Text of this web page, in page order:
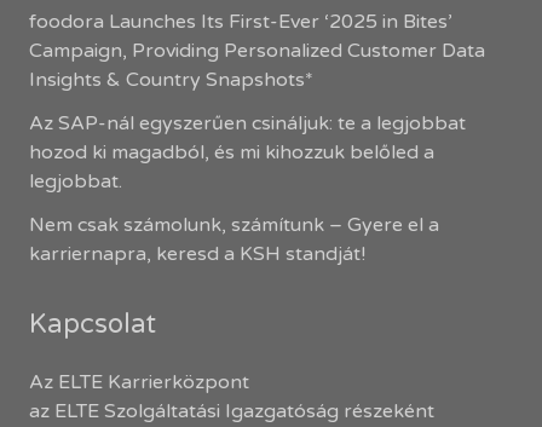
foodora Launches Its First-Ever ‘2025 in Bites’
Campaign, Providing Personalized Customer Data
Insights & Country Snapshots*
Az SAP-nál egyszerűen csináljuk: te a legjobbat
hozod ki magadból, és mi kihozzuk belőled a
legjobbat.
Nem csak számolunk, számítunk – Gyere el a
karriernapra, keresd a KSH standját!
Kapcsolat
Az ELTE Karrierközpont
az ELTE Szolgáltatási Igazgatóság részeként